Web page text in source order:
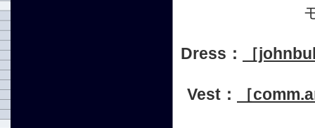
Dress： ［
Vest： ［